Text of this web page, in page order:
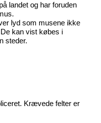
landet og har foruden
lyd som musene ikke
kan vist købes i
steder.
Krævede felter er